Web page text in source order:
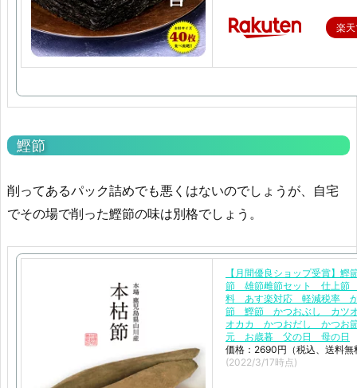
楽
鰹節
削ってあるパック詰めでも悪くはないのでしょうが、自宅
でその場で削った鰹節の味は別格でしょう。
【月間優良ショップ受賞】
節 雄節雌節セット 仕上節
料 あす楽対応 軽減税率
節 鰹節 かつおぶし カツ
オカカ かつおだし かつお
元 お歳暮 父の日 母の日
価格：2690円（税込、送料無
(2022/3/17時点)